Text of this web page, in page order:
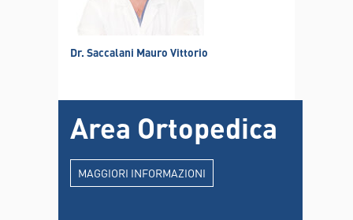
Dr. Saccalani Mauro Vittorio
Area Ortopedica
MAGGIORI INFORMAZIONI